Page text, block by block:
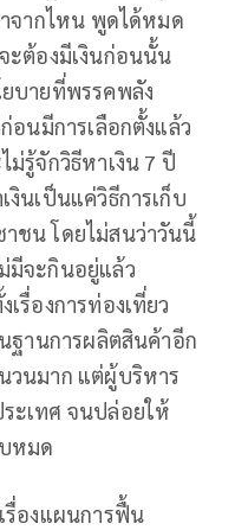
าจากไหน พูดได้หมด
ะต้องมีเงินก่อนนั้น
บายที่พรรคพลัง
อนมีการเลือกตั้งแล้ว
ม่รู้จักวิธีหาเงิน 7 ปี
นเป็นแค่วิธีการเก็บ
ชน โดยไม่สนว่าวันนี้
มีจะกินอยู่แล้ว
รื่องการท่องเที่ยว
ฐานการผลิตสินค้าอีก
วนมาก แต่ผู้บริหาร
ะเทศ จนปล่อยให้
หมด
รื่องแผนการฟื้น